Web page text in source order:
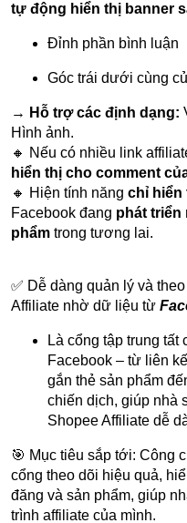
tự động hiển thị banner
Đỉnh phần bình luận
Góc trái dưới cùng
→ Hỗ trợ các định dạng:
Hình ảnh.
🔸 Nếu có nhiều link
hiển thị cho comment
🔸 Hiện tính năng chỉ hiển
Facebook đang phát triển
phẩm trong tương lai.
✅ Dễ dàng quản lý và
Affiliate nhờ dữ liệu từ
Là cổng tập trung tất
Facebook – từ liên
gắn thẻ sản phẩm
chiến dịch, giúp nhà
Shopee Affiliate dễ
🎯 Mục tiêu sắp tới: Công
cổng theo dõi hiệu quả,
đăng và sản phẩm, giúp
trình affiliate của mình.